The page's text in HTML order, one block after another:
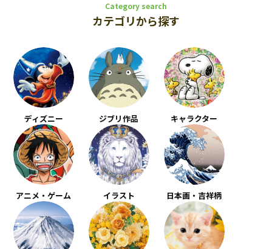
Category search
カテゴリから探す
ディズニー ジブリ作品 キャラクター
アニメ・ゲーム イラスト 日本画・吉祥柄